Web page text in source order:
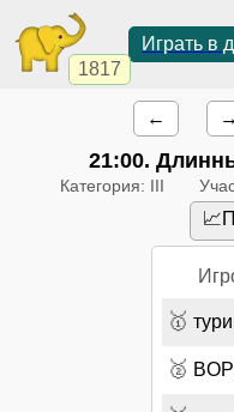
1817
Играть в
← →
21:00.
Категория: III
🥇
🥈